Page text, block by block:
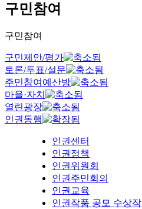
구민참여
구민참여
구민제안/평가
토론/투표/설문
주민참여예산방
마을·자치
열린광장
인권동행
인권센터
인권정책
인권위원회
인권주민회의
인권교육
인권작품 공모 수상작